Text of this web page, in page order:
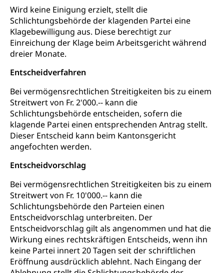
Wird keine Einigung erzielt, stellt die
Schlichtungsbehörde der klagenden Partei eine
Klagebewilligung aus. Diese berechtigt zur
Einreichung der Klage beim Arbeitsgericht während
dreier Monate.
Entscheidverfahren
Bei vermögensrechtlichen Streitigkeiten bis zu einem
Streitwert von Fr. 2'000.-- kann die
Schlichtungsbehörde entscheiden, sofern die
klagende Partei einen entsprechenden Antrag stellt.
Dieser Entscheid kann beim Kantonsgericht
angefochten werden.
Entscheidvorschlag
Bei vermögensrechtlichen Streitigkeiten bis zu einem
Streitwert von Fr. 10'000.-- kann die
Schlichtungsbehörde den Parteien einen
Entscheidvorschlag unterbreiten. Der
Entscheidvorschlag gilt als angenommen und hat die
Wirkung eines rechtskräftigen Entscheids, wenn ihn
keine Partei innert 20 Tagen seit der schriftlichen
Eröffnung ausdrücklich ablehnt. Nach Eingang der
Betreuungsangebote
Schulliste
Heilpädagogische Schulen
Universität Luzern
Fachstelle Hochschulbildung
Kindergarten, Kinderkrippe, Krippe, Kinderhort,
Kindertagesstätte, Spielgruppe, Tagesmutter,
Freiwilliges Kindergarten Jahr
Kinderbetreuung
Kindergarten & Basisstufe
Frühe Förderung
Gesundheit und Soziales
Konsumentenschutz
Konsumentenrechte, Produktsicherheit,
Preisüberwachung, Preisüberwacher,
Konsumentenorganisation, parallele Einfuhr,
regionale Erschöpfung, nationale Erschöpfung,
internationale Erschöpfung, Preisabsprache, Kartell,
Cassis-deDijon-Prinzip
Lebensmittelkontrolle und
Verbraucherschutz
Krankenversicherung
Unfallversicherung, Berufsunfallversicherung,
Krankheit, Unfall, Prämienverbilligung,
Krankenkasse
Krankenversicherung (WAS Luzern)
Prämienverbilligung (WAS Luzern)
Lebensmittelsicherheit
sichere Lebensmittel, Lebensmittelkontrolle,
Lebensmittelhygiene, Produktesicherheit